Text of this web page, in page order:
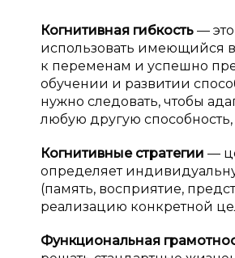
Когнитивная гибкость —
использовать имеющийся в
к переменам и успешно
обучении и развитии
нужно следовать, чтобы
любую другую
Когнитивные стратегии —
определяет
(память, восприятие,
реализацию конкретной
Функциональная